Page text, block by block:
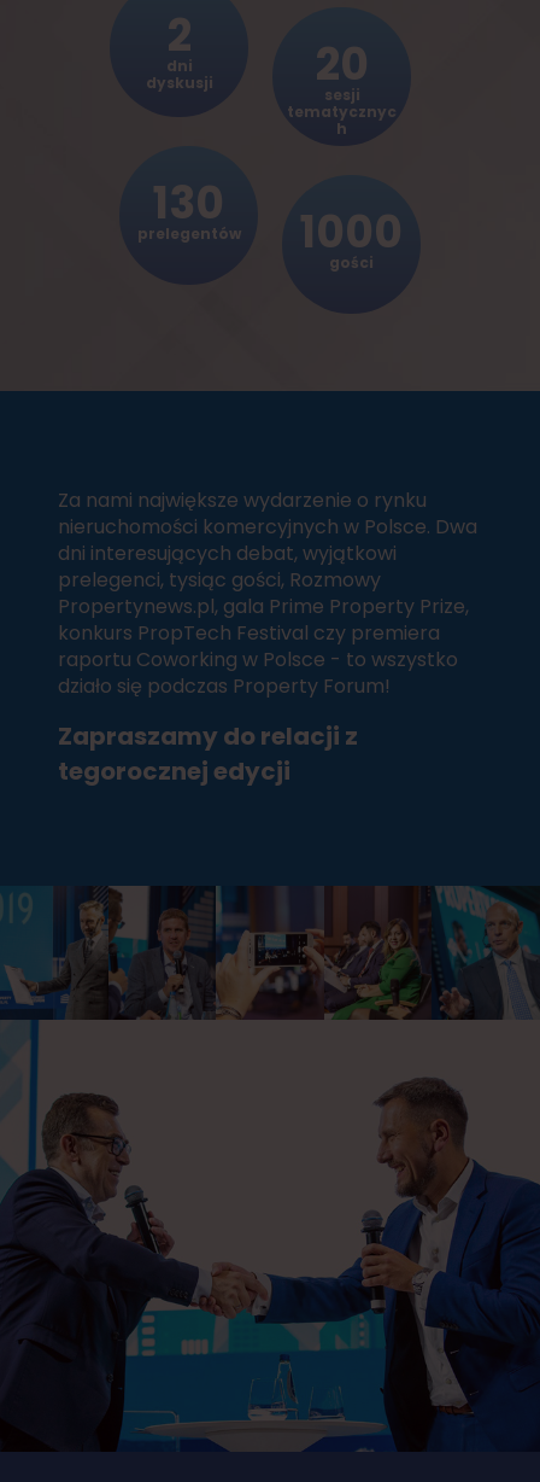
2
dni
dyskusji
20
sesji
tematycznyc
h
130
prelegentów 1000
gości
Za nami największe wydarzenie o rynku
nieruchomości komercyjnych w Polsce. Dwa
dni interesujących debat, wyjątkowi
prelegenci, tysiąc gości, Rozmowy
Propertynews.pl, gala Prime Property Prize,
konkurs PropTech Festival czy premiera
raportu Coworking w Polsce - to wszystko
działo się podczas Property Forum!
Zapraszamy do relacji z
tegorocznej edycji